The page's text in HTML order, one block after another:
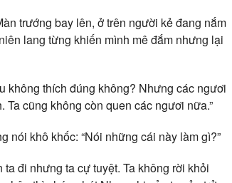
trướng bay lên, ở trên người kẻ đang nắm
lang từng khiến mình mê đắm nhưng lại
không thích đúng không? Nhưng các ngươi
cũng không còn quen các ngươi nữa.”
nói khô khốc: “Nói những cái này làm gì?”
đi nhưng ta cự tuyệt. Ta không rời khỏi